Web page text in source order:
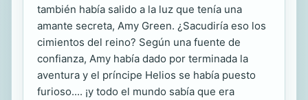
también había salido a la luz que tenía una
amante secreta, Amy Green. ¿Sacudiría eso los
cimientos del reino? Según una fuente de
confianza, Amy había dado por terminada la
aventura y el príncipe Helios se había puesto
furioso.... ¡y todo el mundo sabía que era